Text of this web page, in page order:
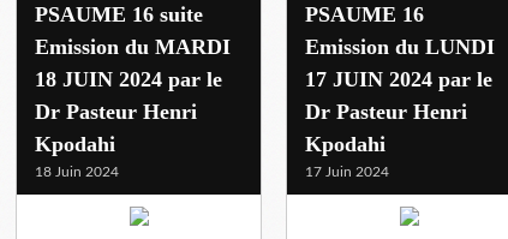
PSAUME 16 suite
Emission du MARDI
18 JUIN 2024 par le
Dr Pasteur Henri
Kpodahi
18 Juin 2024
PSAUME 16
Emission du LUNDI
17 JUIN 2024 par le
Dr Pasteur Henri
Kpodahi
17 Juin 2024